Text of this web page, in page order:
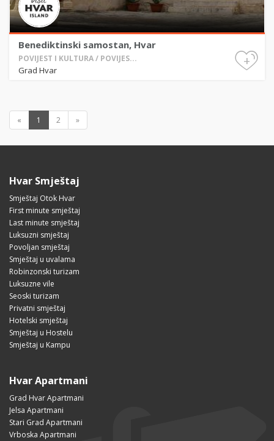
Benediktinski samostan, Hvar
POVIJEST I KULTURA / POVIJES...
Grad Hvar
+
« 1 2 »
Hvar Smještaj
Smještaj Otok Hvar
First minute smještaj
Last minute smještaj
Luksuzni smještaj
Povoljan smještaj
Smještaj u uvalama
Robinzonski turizam
Luksuzne vile
Seoski turizam
Privatni smještaj
Hotelski smještaj
Smještaj u Hostelu
Smještaj u Kampu
Hvar Apartmani
Grad Hvar Apartmani
Jelsa Apartmani
Stari Grad Apartmani
Vrboska Apartmani